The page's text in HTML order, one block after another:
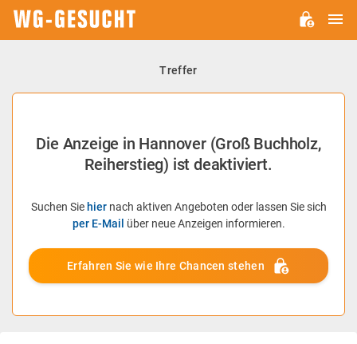
Treffer
Die Anzeige in Hannover (Groß Buchholz,
Reiherstieg) ist deaktiviert.
Suchen Sie hiernach aktiven Angeboten oder lassen Sie sich
per E-Mail über neue Anzeigen informieren.
Erfahren Sie wie Ihre Chancen stehen